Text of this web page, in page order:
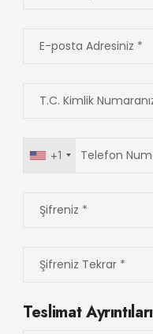
+1
Teslimat Ayrıntıları